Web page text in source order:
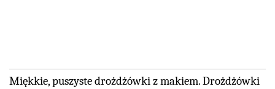
Miękkie, puszyste drożdżówki z makiem. Drożdżówki